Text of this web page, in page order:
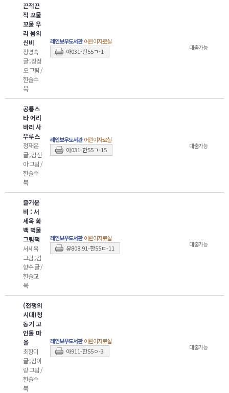
끈적끈
적 꼬물
꼬물 우
리 몸의
신비
정명숙
글 ; 장정
오 그림 /
한솔수
북
레인보우도서관 어린이자료실
아031-한55ㄱ-1
대출가능
공룡스
타 어리
바리 사
우루스
정재은
글 ; 김진
아 그림 /
한솔수
북
레인보우도서관 어린이자료실
아031-한55ㄱ-15
대출가능
즐거운
비 : 서
세옥 화
백 먹물
그림책
서세옥
그림 ; 김
향수 글 /
한솔교
육
레인보우도서관 어린이자료실
유808.91-한55ㅁ-11
대출가능
(전쟁의
시대)청
동기 고
인돌 마
을
최향미
글 ; 김이
랑 그림 /
한솔수
북
레인보우도서관 어린이자료실
아911-한55ㅇ-3
대출가능